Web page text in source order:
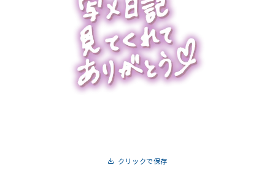
クリックで保存